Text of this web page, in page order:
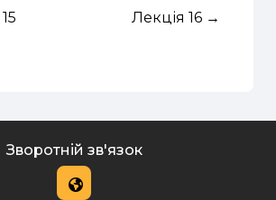
Лекція 16 →
Зворотній зв'язок